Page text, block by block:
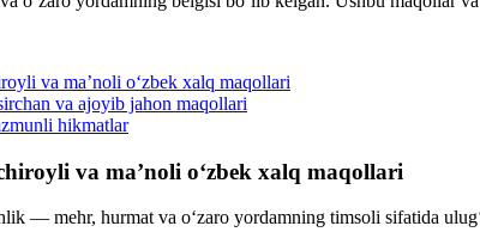
va ma’noli o‘zbek xalq maqollari
va ajoyib jahon maqollari
hikmatlar
va ma’noli o‘zbek xalq maqollari
— mehr, hurmat va o‘zaro yordamning timsoli sifatida